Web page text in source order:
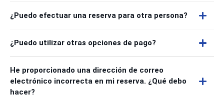
¿Puedo efectuar una reserva para otra persona?
¿Puedo utilizar otras opciones de pago?
He proporcionado una dirección de correo
electrónico incorrecta en mi reserva. ¿Qué debo
hacer?